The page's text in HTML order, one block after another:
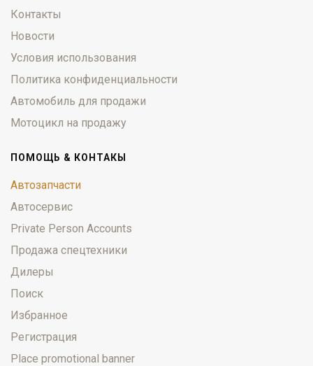
Контакты
Новости
Условия использования
Политика конфиденциальности
Автомобиль для продажи
Мотоцикл на продажу
ПОМОЩЬ & КОНТАКЫ
Автозапчасти
Автосервис
Private Person Accounts
Продажа спецтехники
Дилеры
Поиск
Избранное
Регистрация
Place promotional banner